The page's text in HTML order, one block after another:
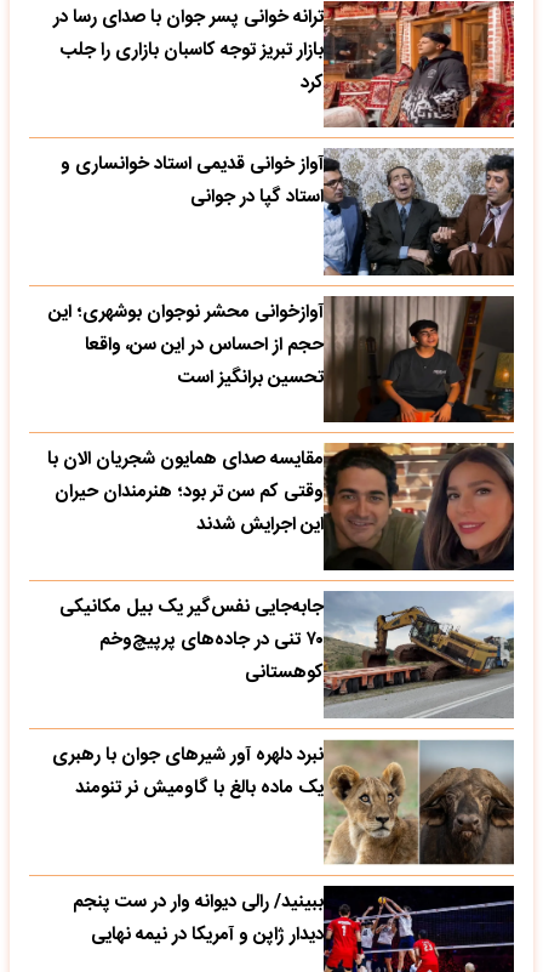
ترانه خوانی پسر جوان با صدای رسا در
بازار تبریز توجه کاسبان بازاری را جلب
کرد
آواز خوانی قدیمی استاد خوانساری و
استاد گپا در جوانی
آوازخوانی محشر نوجوان بوشهری؛ این
حجم از احساس در این سن، واقعا
تحسین‌ برانگیز است
مقایسه صدای همایون شجریان الان با
وقتی کم سن تر بود؛ هنرمندان حیران
این اجرایش شدند
جابه‌جایی نفس‌گیر یک بیل مکانیکی
۷۰ تنی در جاده‌های پرپیچ‌وخم
کوهستانی
نبرد دلهره آور شیرهای جوان با رهبری
یک ماده بالغ با گاومیش نر تنومند
ببینید/ رالی دیوانه وار در ست پنجم
دیدار ژاپن و آمریکا در نیمه نهایی